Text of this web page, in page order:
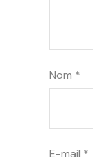
Nom *
E-mail *